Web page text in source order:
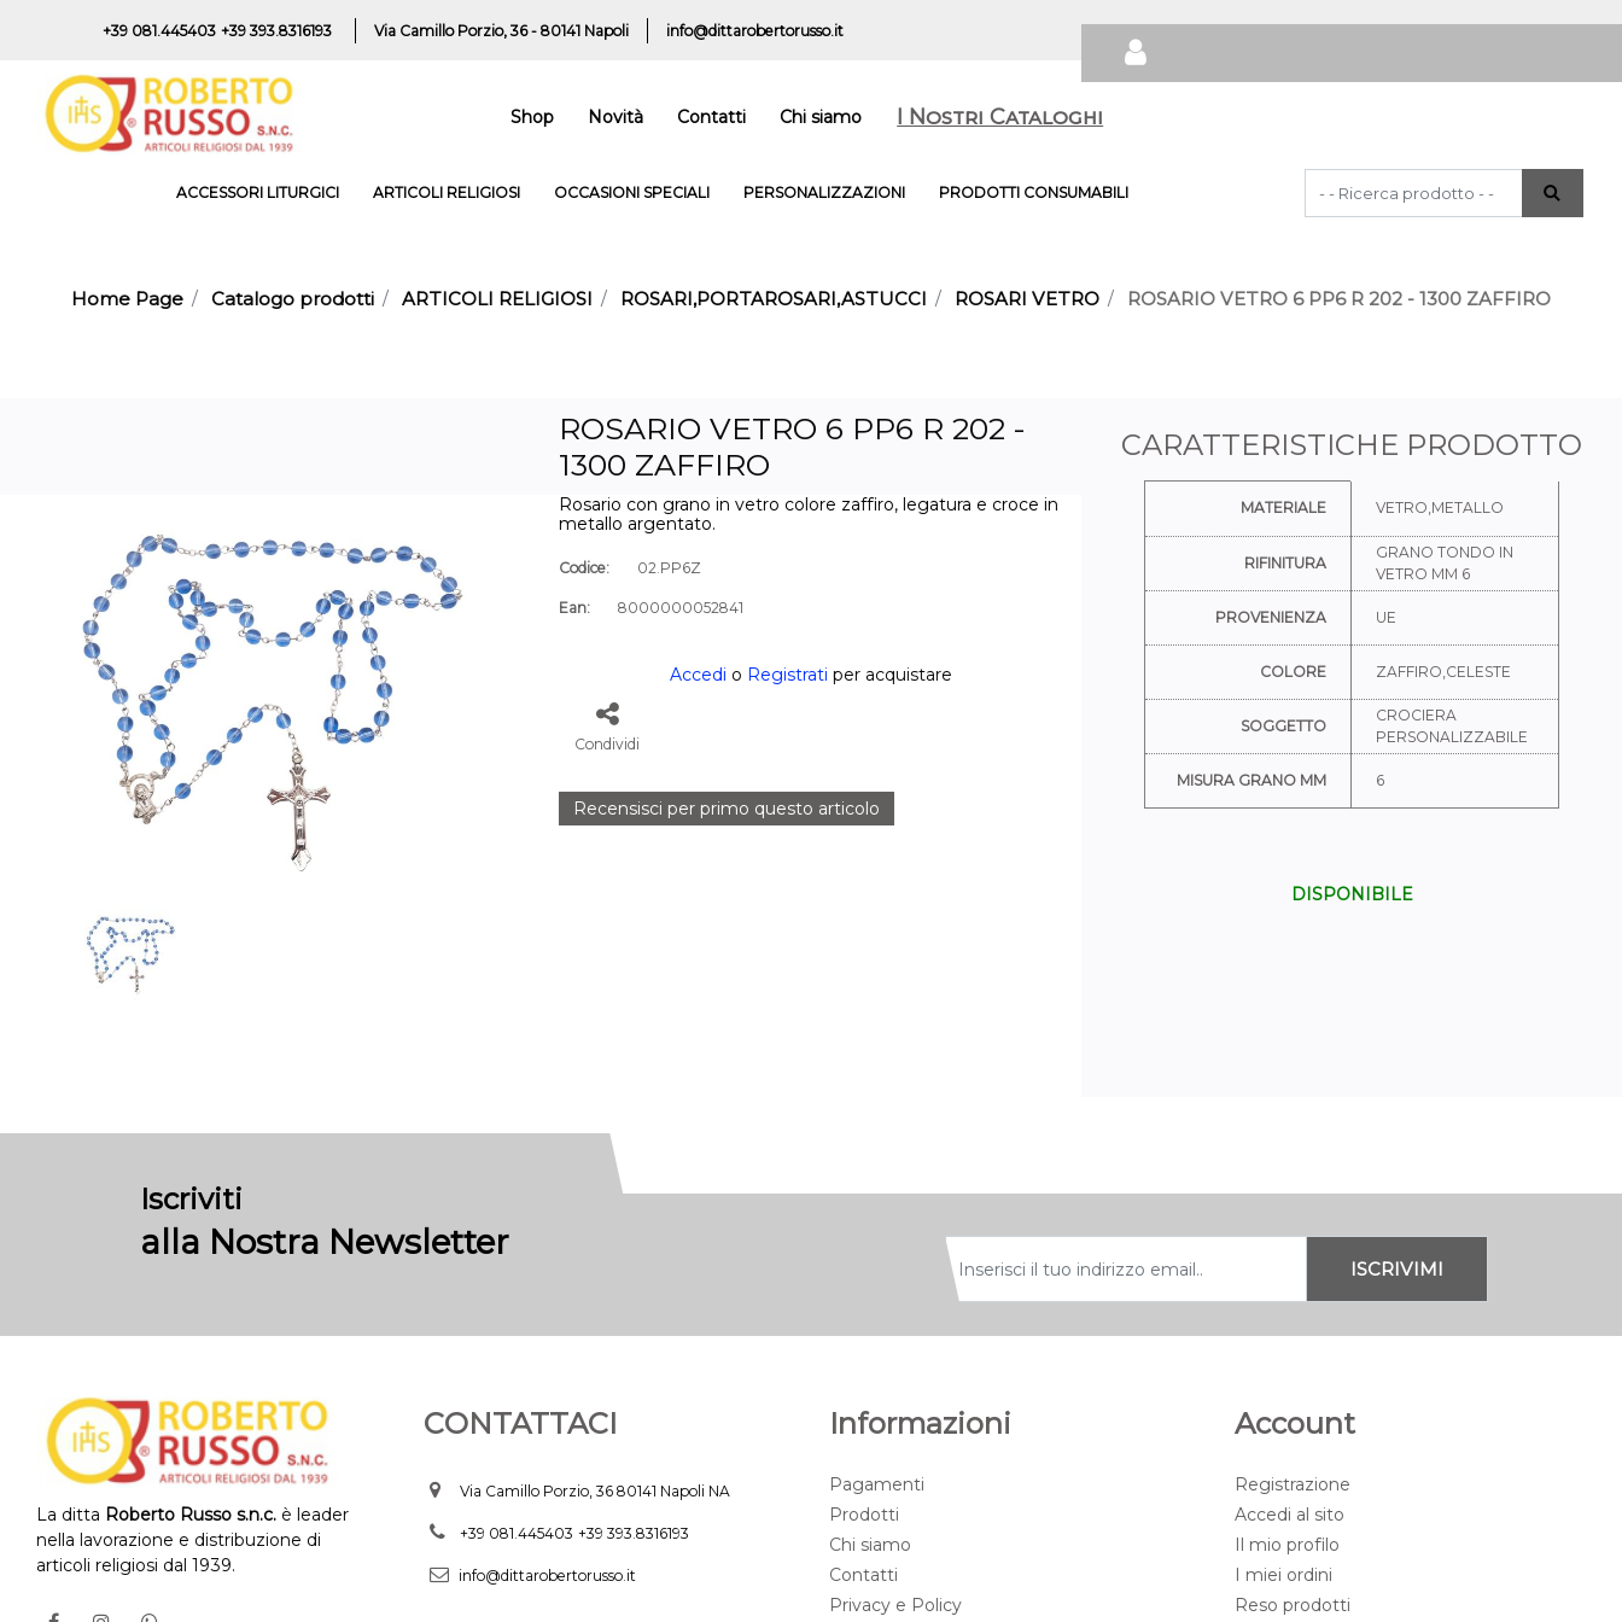
+39 081.445403 +39 393.8316193 Via Camillo Porzio, 36 - 80141 Napoli info@dittarobertorusso.it
Shop Novità Contatti Chi siamo I Nostri Cataloghi
ACCESSORI LITURGICI ARTICOLI RELIGIOSI OCCASIONI SPECIALI PERSONALIZZAZIONI PRODOTTI CONSUMABILI
La modifica di un filtro aggiorna
Home Page Catalogo prodotti ARTICOLI RELIGIOSI ROSARI,PORTAROSARI,ASTUCCI ROSARI VETRO ROSARIO VETRO 6 PP6 R 202 - 1300 ZAFFIRO
ROSARIO VETRO 6 PP6 R 202 -
1300 ZAFFIRO
Rosario con grano in vetro colore zaffiro, legatura e croce in
metallo argentato.
Codice: 02.PP6Z
Ean: 8000000052841
Accedi o Registrati per acquistare
Condividi
Recensisci per primo questo articolo
CARATTERISTICHE PRODOTTO
MATERIALE VETRO,METALLO
RIFINITURA
GRANO TONDO IN
VETRO MM 6
PROVENIENZA UE
COLORE ZAFFIRO,CELESTE
SOGGETTO
CROCIERA
PERSONALIZZABILE
MISURA GRANO MM 6
DISPONIBILE
Iscriviti
alla Nostra Newsletter
La ditta Roberto Russo s.n.c. è leader
nella lavorazione e distribuzione di
articoli religiosi dal 1939.
CONTATTACI
Via Camillo Porzio, 36 80141 Napoli NA
+39 081.445403 +39 393.8316193
info@dittarobertorusso.it
Informazioni
Pagamenti
Prodotti
Chi siamo
Contatti
Privacy e Policy
Account
Registrazione
Accedi al sito
Il mio profilo
I miei ordini
Reso prodotti